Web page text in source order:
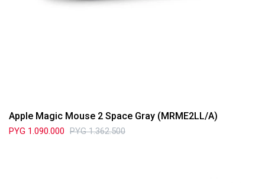
Apple Magic Mouse 2 Space Gray (MRME2LL/A)
PYG 1.090.000 PYG 1.362.500